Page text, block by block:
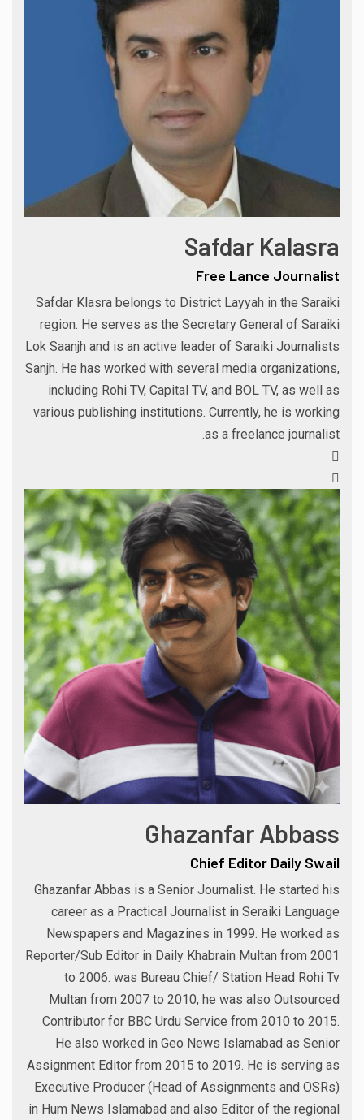
Safdar Kalasra
Free Lance Journalist
Safdar Klasra belongs to District Layyah in the Saraiki
region. He serves as the Secretary General of Saraiki
Lok Saanjh and is an active leader of Saraiki Journalists
Sanjh. He has worked with several media organizations,
including Rohi TV, Capital TV, and BOL TV, as well as
various publishing institutions. Currently, he is working
as a freelance journalist.
Ghazanfar Abbass
Chief Editor Daily Swail
Ghazanfar Abbas is a Senior Journalist. He started his
career as a Practical Journalist in Seraiki Language
Newspapers and Magazines in 1999. He worked as
Reporter/Sub Editor in Daily Khabrain Multan from 2001
to 2006. was Bureau Chief/ Station Head Rohi Tv
Multan from 2007 to 2010, he was also Outsourced
Contributor for BBC Urdu Service from 2010 to 2015.
He also worked in Geo News Islamabad as Senior
Assignment Editor from 2015 to 2019. He is serving as
Executive Producer (Head of Assignments and OSRs)
in Hum News Islamabad and also Editor of the regional